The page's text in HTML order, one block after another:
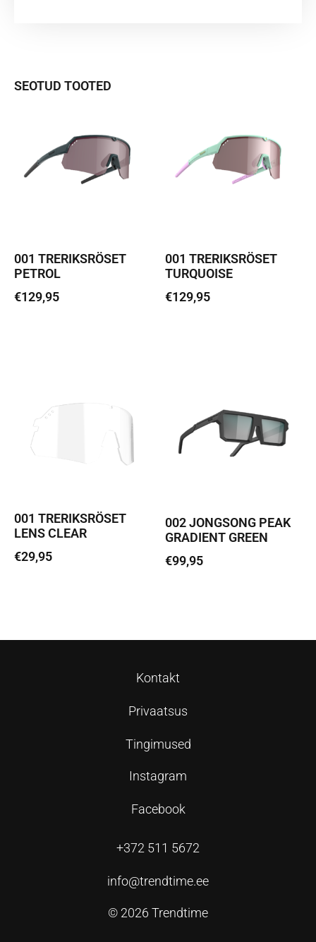
SEOTUD TOOTED
001 TRERIKSRÖSET
PETROL
€129,95
001 TRERIKSRÖSET
TURQUOISE
€129,95
001 TRERIKSRÖSET
LENS CLEAR
€29,95
002 JONGSONG PEAK
GRADIENT GREEN
€99,95
Kontakt
Privaatsus
Tingimused
Instagram
Facebook
+372 511 5672
info@trendtime.ee
© 2026 Trendtime